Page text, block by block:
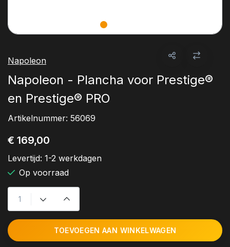
Napoleon
Napoleon - Plancha voor Prestige®
en Prestige® PRO
Artikelnummer: 56069
€ 169,00
Levertijd: 1-2 werkdagen
Op voorraad
TOEVOEGEN AAN WINKELWAGEN